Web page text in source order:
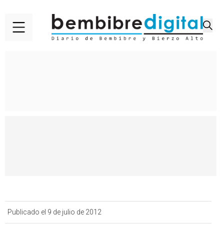
Publicado el 9 de julio de 2012